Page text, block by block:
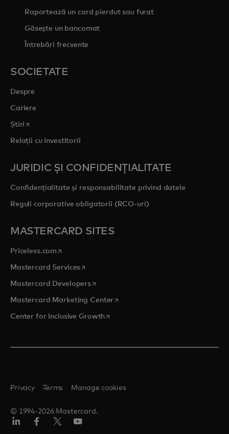
Raportează un card pierdut sau furat
Găsește un bancomat
Întrebări frecvente
SOCIETATE
Despre
Cariere
Știri opens in a new tab
Relații cu investitorii
JURIDIC ȘI CONFIDENȚIALITATE
Confidențialitate și responsabilitate privind datele
Reguli corporative obligatorii (RCO-uri)
MASTERCARD SITES
Priceless.com opens in a new tab
Mastercard Servicesopens in a new tab
Mastercard Developersopens in a new tab
Mastercard Marketing Centeropens in a new tab
Center for Inclusive Growthopens in a new tab
© 1994-2026 Mastercard.
Privacy Terms Manage cookies